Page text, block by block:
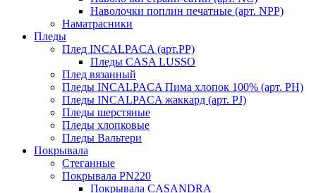
Наволочки поплин печатные (арт. NPP)
Наматрасники
Пледы
Плед INCALPACA (арт.PP)
Пледы CASA LUSSO
Плед вязанный
Пледы INCALPACA Пима хлопок 100% (арт. PH)
Пледы INCALPACA жаккард (арт. PJ)
Пледы шерстяные
Пледы хлопковые
Пледы Вальтери
Покрывала
Стеганные
Покрывала PN220
Покрывала CASANDRA